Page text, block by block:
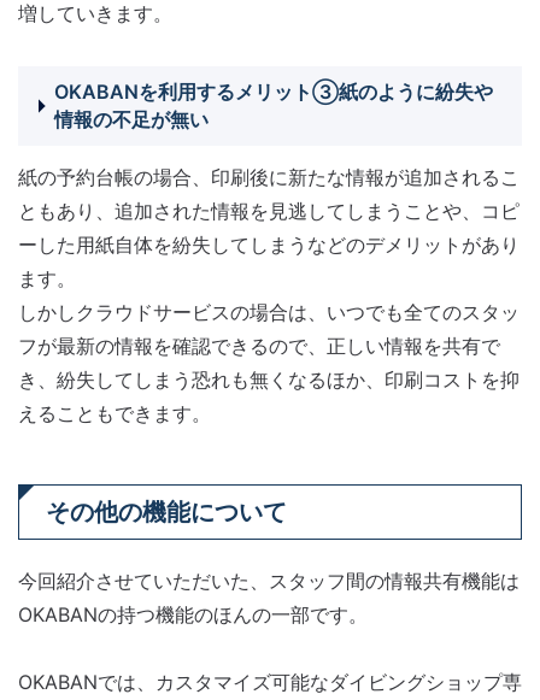
増していきます。
OKABANを利用するメリット③紙のように紛失や
情報の不足が無い
紙の予約台帳の場合、印刷後に新たな情報が追加されるこ
ともあり、追加された情報を見逃してしまうことや、コピ
ーした用紙自体を紛失してしまうなどのデメリットがあり
ます。
しかしクラウドサービスの場合は、いつでも全てのスタッ
フが最新の情報を確認できるので、正しい情報を共有で
き、紛失してしまう恐れも無くなるほか、印刷コストを抑
えることもできます。
その他の機能について
今回紹介させていただいた、スタッフ間の情報共有機能は
OKABANの持つ機能のほんの一部です。
OKABANでは、カスタマイズ可能なダイビングショップ専